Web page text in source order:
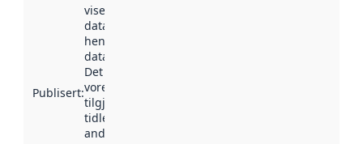
Publisert:
viser når
datasettet vart
henta inn av
data.norge.no.
Det kan ha
vore
tilgjengeleg
tidlegare
andre stader.